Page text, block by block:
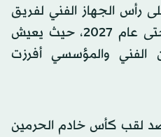
رأس الجهاز الفني لفريق
الهلال، رغم امتداد عقده حتى عام 2027، حيث يعيش
الفني والمؤسسي أفرزت
لقب كأس خادم الحرمين